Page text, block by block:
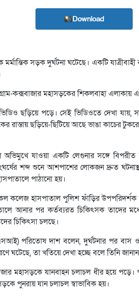
Download
মর্মান্তিক সড়ক দুর্ঘটনা ঘটেছে। একটি
কক্সবাজার মহাসড়কের শিকলবাহা এলাকায়
ছড়িয়ে পড়ে। সেই ভিডিওতে দেখা
রাস্তায় ছড়িয়ে-ছিটিয়ে আছে ভাঙা কাচের
অভিমুখে যাওয়া একটি লেগুনার সঙ্গে
শব্দ শুনে আশপাশের লোকজন দ্রুত
পাঠানো হয়।
কলেজ হাসপাতাল পুলিশ ফাঁড়ির
আনার পর কর্তব্যরত চিকিৎসক তাদের
চিকিৎসা চলছে।
পরিতোষ দাশ বলেন, দুর্ঘটনার পর
ঘটেছে, তা খতিয়ে দেখা হচ্ছে বলে তিনি
মহাসড়কে যানবাহন চলাচল ধীর হয়ে
পুনরায় যান চলাচল স্বাভাবিক হয়।